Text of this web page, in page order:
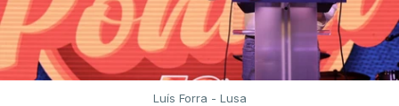
Luís Forra - Lusa